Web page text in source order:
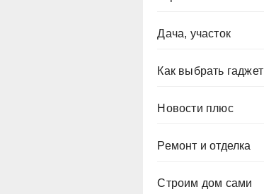
Дача, участок
Как выбрать гаджет
Новости плюс
Ремонт и отделка
Строим дом сами